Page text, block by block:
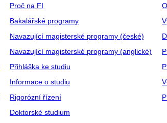
Proč na FI
Bakalářské programy
Navazující magisterské programy (české)
Navazující magisterské programy (anglické)
Přihláška ke studiu
Informace o studiu
Rigorózní řízení
Doktorské studium